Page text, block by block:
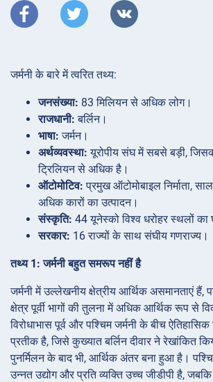
जर्मनी के बारे में त्वरित तथ्य:
जनसंख्या: 83 मिलियन से अधिक लोग।
राजधानी: बर्लिन।
भाषा: जर्मन।
अर्थव्यवस्था: यूरोपीय संघ में सबसे बड़ी,
ट्रिलियन से अधिक है।
ऑटोमोटिव: प्रमुख ऑटोमोबाइल निर्माता,
अधिक कारों का उत्पादन।
संस्कृति: 44 यूनेस्को विश्व धरोहर स्थलों का
सरकार: 16 राज्यों के साथ संघीय गणराज्य।
तथ्य 1: जर्मनी बहुत समरूप नहीं है
जर्मनी में उल्लेखनीय क्षेत्रीय आर्थिक असमानताएं हैं,
क्षेत्र पूर्वी भागों की तुलना में अधिक आर्थिक रूप से
विरोधाभास पूर्व और पश्चिम जर्मनी के बीच
प्रतीक है, जिसे कुख्यात बर्लिन दीवार ने रेखांकित
पुनर्मिलन के बाद भी, आर्थिक अंतर बना हुआ है।
उन्नत उद्योग और प्रति व्यक्ति उच्च जीडीपी है, जबकि